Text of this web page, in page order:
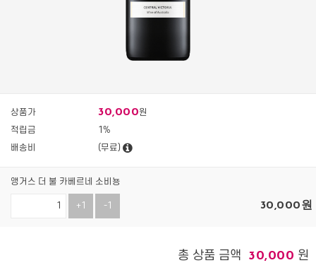
상품가 30,000원
적립금
1%
배송비
(무료)
앵거스 더 불 카베르네 소비뇽
+1 -1 30,000원
총 상품 금액 30,000 원